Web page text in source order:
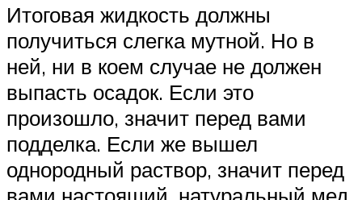
Итоговая жидкость должны
получиться слегка мутной. Но в
ней, ни в коем случае не должен
выпасть осадок. Если это
произошло, значит перед вами
подделка. Если же вышел
однородный раствор, значит перед